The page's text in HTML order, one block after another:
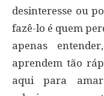
desinteresse ou
fazê-lo é quem
apenas
aprendem tão
aqui para